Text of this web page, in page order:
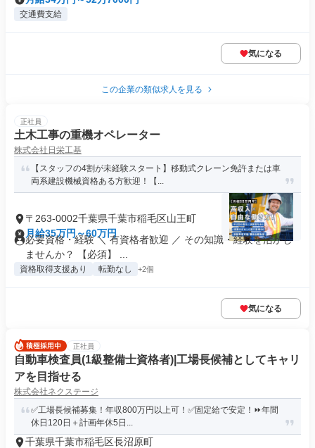
交通費支給
気になる
この企業の類似求人を見る
正社員
土木工事の重機オペレーター
株式会社日栄工基
【スタッフの4割が未経験スタート】移動式クレーン免許または車
両系建設機械資格ある方歓迎！【...
〒263-0002千葉県千葉市稲毛区山王町
月給35万円～60万円
必要資格・経験 ＼ 有資格者歓迎 ／ その知識・経験を活かし
ませんか？ 【必須】 ...
資格取得支援あり 転勤なし +2個
気になる
正社員
自動車検査員(1級整備士資格者)|工場長候補としてキャリ
アを目指せる
株式会社ネクステージ
✅工場長候補募集！年収800万円以上可！✅固定給で安定！⏩️年間
休日120日＋計画年休5日...
千葉県千葉市稲毛区長沼原町